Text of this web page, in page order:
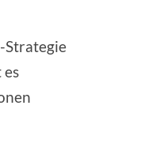
Strategie
es